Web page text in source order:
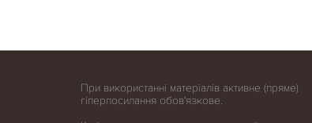
При використанні матеріалів активне (пряме)
гіперпосилання обов'язкове.